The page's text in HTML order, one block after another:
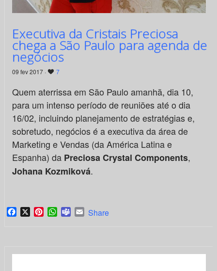
Executiva da Cristais Preciosa
chega a São Paulo para agenda de
negócios
09 fev 2017 · 7
Quem aterrissa em São Paulo amanhã, dia 10,
para um intenso período de reuniões até o dia
16/02, incluindo planejamento de estratégias e,
sobretudo, negócios é a executiva da área de
Marketing e Vendas (da América Latina e
Espanha) da Preciosa Crystal Components,
Johana Kozmiková.
Facebook
X PinterestWhatsApp
TeamsEmail
Share